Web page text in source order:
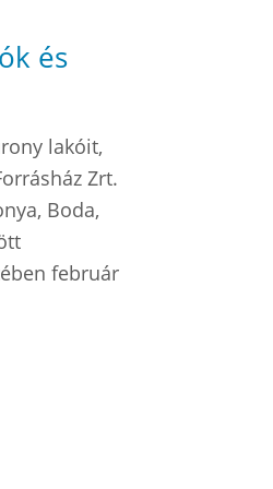
és
lakóit,
Zrt.
Boda,
február